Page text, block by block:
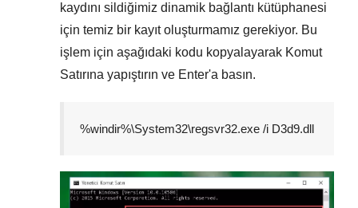
kaydını sildiğimiz dinamik bağlantı kütüphanesi
için temiz bir kayıt oluşturmamız gerekiyor. Bu
işlem için aşağıdaki kodu kopyalayarak Komut
Satırına yapıştırın ve Enter'a basın.
%windir%\System32\regsvr32.exe /i D3d9.dll